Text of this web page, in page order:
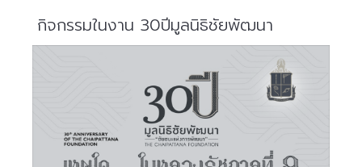
กิจกรรมในงาน 30ปีมูลนิธิชัยพัฒนา